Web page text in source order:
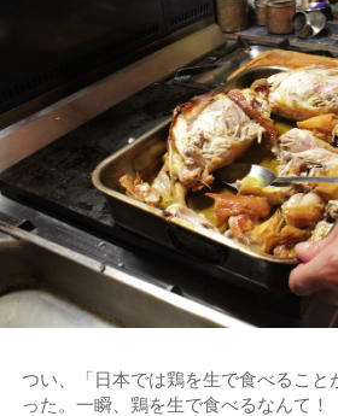
つい、「日本では鶏を生で食べること
った。一瞬、鶏を生で食べるなんて